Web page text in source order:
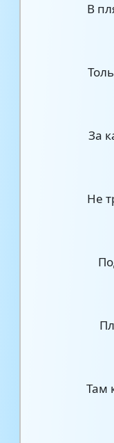
В
За
Не
Там